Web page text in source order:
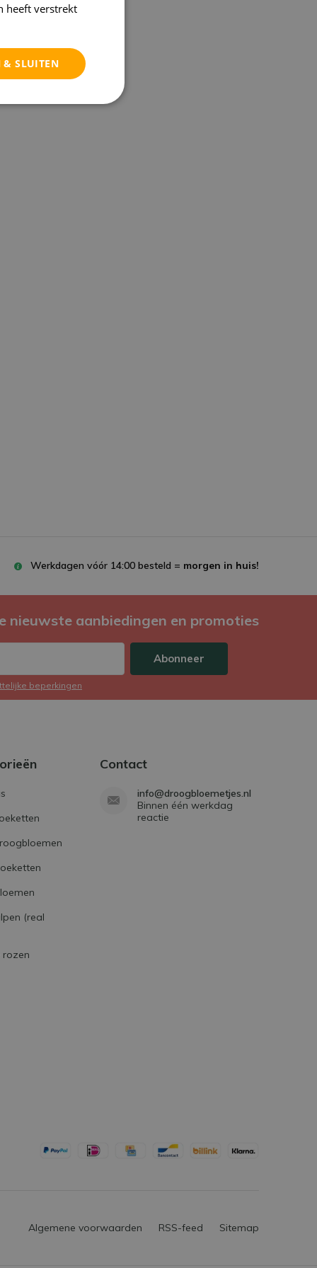
Werkdagen vóór 14:00 besteld = morgen in huis!
nieuwste aanbiedingen en promoties
Abonneer
beperkingen
(real
rozen
Contact
info@droogbloemetjes.nl
Binnen één werkdag
reactie
Algemene voorwaarden RSS-feed Sitemap
heeft verstrekt
& SLUITEN